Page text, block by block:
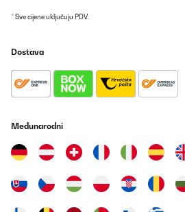
* Sve cijene uključuju PDV.
Dostava
Međunarodni